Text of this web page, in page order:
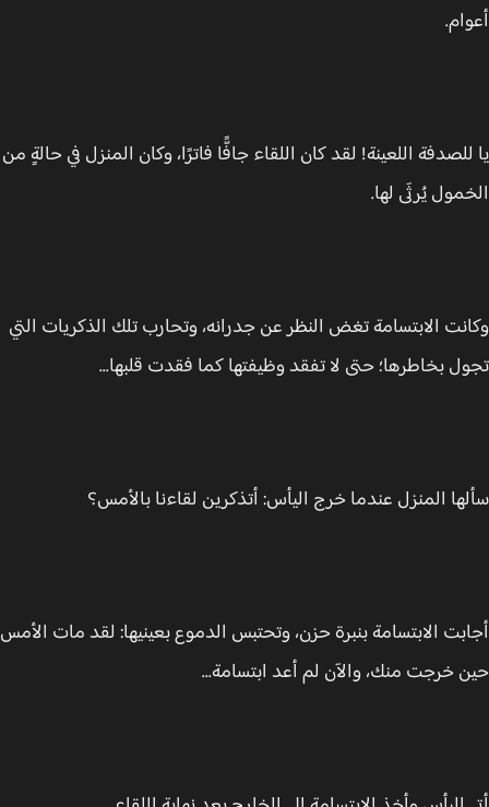
اللعينة! لقد كان اللقاء جافًّا فاترًا، وكان المنزل في حالةٍ من
يُرثَى لها.
الابتسامة تغض النظر عن جدرانه، وتحارب تلك الذكريات التي
بخاطرها؛ حتى لا تفقد وظيفتها كما فقدت قلبها...
المنزل عندما خرج اليأس: أتذكرين لقاءنا بالأمس؟
الابتسامة بنبرة حزن، وتحتبس الدموع بعينيها: لقد مات الأمس
خرجت منك، والآن لم أعد ابتسامة...